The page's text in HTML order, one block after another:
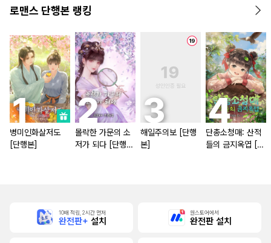
로맨스 단행본 랭킹
병미인화살저도
[단행본]
몰락한 가문의 소
저가 되다 [단행
해일주의보 [단행
본]
단총소청매: 산적
들의 금지옥엽 [단
10배 적립, 2시간 먼저
완전판+ 설치
원스토어에서
완전판 설치